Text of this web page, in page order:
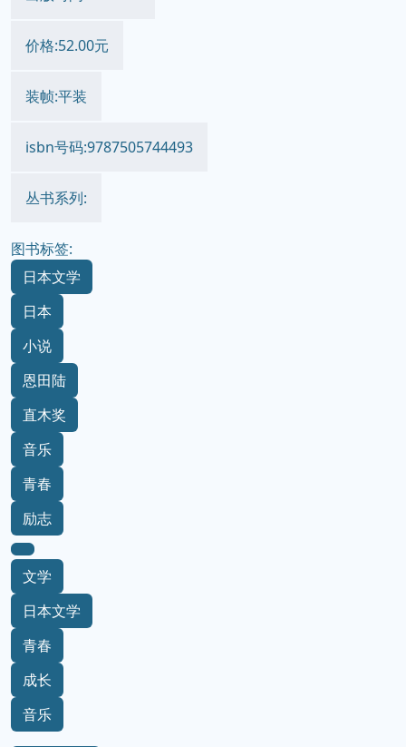
价格:52.00元
装帧:平装
isbn号码:9787505744493
丛书系列:
图书标签:
日本文学
日本
小说
恩田陆
直木奖
音乐
青春
励志
文学
日本文学
青春
成长
音乐